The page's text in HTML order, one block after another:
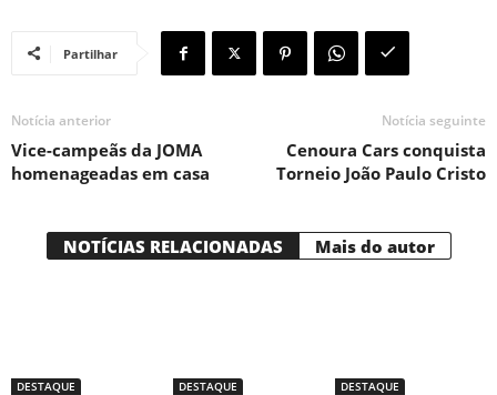
Partilhar
Notícia anterior
Vice-campeãs da JOMA
homenageadas em casa
Notícia seguinte
Cenoura Cars conquista
Torneio João Paulo Cristo
NOTÍCIAS RELACIONADAS Mais do autor
DESTAQUE DESTAQUE DESTAQUE